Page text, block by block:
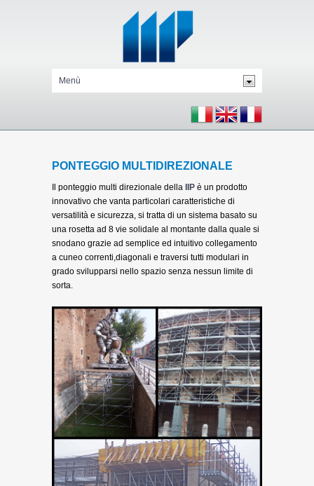
PONTEGGIO MULTIDIREZIONALE
Il ponteggio multi direzionale della IIP è un prodotto
innovativo che vanta particolari caratteristiche di
versatilità e sicurezza, si tratta di un sistema basato su
una rosetta ad 8 vie solidale al montante dalla quale si
snodano grazie ad semplice ed intuitivo collegamento
a cuneo correnti,diagonali e traversi tutti modulari in
grado svilupparsi nello spazio senza nessun limite di
sorta.